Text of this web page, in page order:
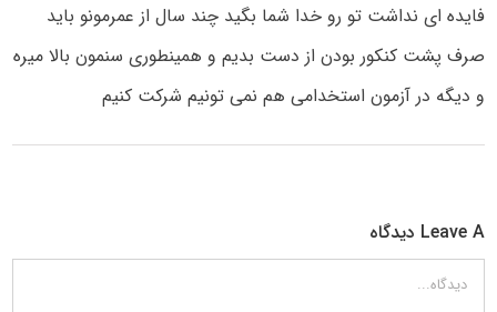
فایده ای نداشت تو رو خدا شما بگید چند سال از عمرمونو باید
صرف پشت کنکور بودن از دست بدیم و همینطوری سنمون بالا میره
و دیگه در آزمون استخدامی هم نمی تونیم شرکت کنیم
Leave A دیدگاه
دیدگاه